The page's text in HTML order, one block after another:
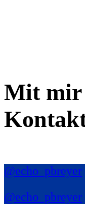
Mit
@echo_pbreyer
@echo_pbreyer